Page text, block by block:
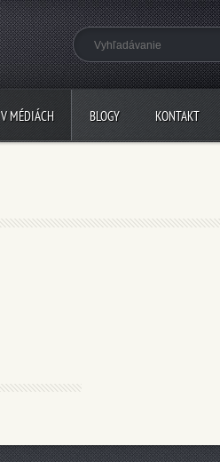
V MÉDIÁCH BLOGY KONTAKT